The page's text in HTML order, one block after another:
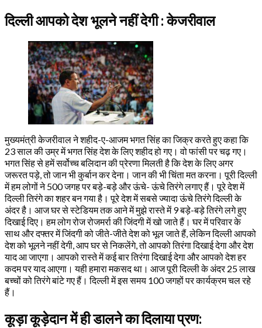
दिल्ली आपको देश भूलने नहीं देगी : केजरीवाल
मुख्यमंत्री केजरीवाल ने शहीद-ए-आजम भगत सिंह का जिक्र करते हुए कहा कि
23 साल की उम्र में भगत सिंह देश के लिए शहीद हो गए। वो फांसी पर चढ़ गए।
भगत सिंह से हमें सर्वोच्च बलिदान की प्रेरणा मिलती है कि देश के लिए अगर
जरूरत पड़े, तो जान भी कुर्बान कर देना। जान की भी चिंता मत करना। पूरी दिल्ली
में हम लोगों ने 500 जगह पर बड़े-बड़े और ऊंचे- ऊंचे तिरंगे लगाए हैं। पूरे देश में
दिल्ली तिरंगे का शहर बन गया है। पूरे देश में सबसे ज्यादा ऊंचे तिरंगे दिल्ली के
अंदर है। आज घर से स्टेडियम तक आने में मुझे रास्ते में 9 बड़े-बड़े तिरंगे लगे हुए
दिखाई दिए। हम लोग रोज रोजमर्रा की जिंदगी में खो जाते हैं। घर में परिवार के
साथ और दफ्तर में जिंदगी को जीते-जीते देश को भूल जाते हैं, लेकिन दिल्ली आपको
देश को भूलने नहीं देगी, आप घर से निकलेंगे, तो आपको तिरंगा दिखाई देगा और देश
याद आ जाएगा। आपको रास्ते में कई बार तिरंगा दिखाई देगा और आपको देश हर
कदम पर याद आएगा। यही हमारा मकसद था। आज पूरी दिल्ली के अंदर 25 लाख
बच्चों को तिरंगे बांटे गए हैं। दिल्ली में इस समय 100 जगहों पर कार्यक्रम चल रहे
हैं।
कूड़ा कूड़ेदान में ही डालने का दिलाया प्रण: